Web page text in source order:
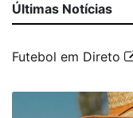
Últimas Notícias
Futebol em Direto